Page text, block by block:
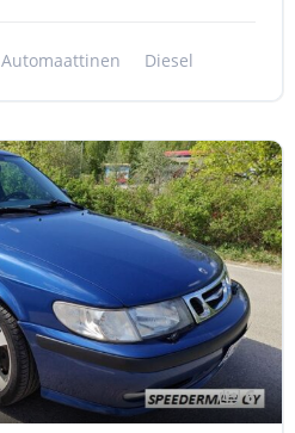
Automaattinen Diesel
6